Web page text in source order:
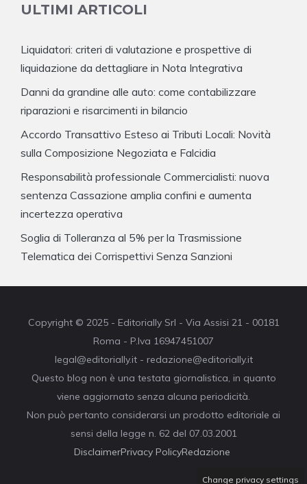
ULTIMI ARTICOLI
Liquidatori: criteri di valutazione e prospettive di
liquidazione da dettagliare in Nota Integrativa
Danni da grandine alle auto: come contabilizzare
riparazioni e risarcimenti in bilancio
Accordo Transattivo Esteso ai Tributi Locali: Novità
sulla Composizione Negoziata e Falcidia
Responsabilità professionale Commercialisti: nuova
sentenza Cassazione amplia confini e aumenta
incertezza operativa
Soglia di Tolleranza al 5% per la Trasmissione
Telematica dei Corrispettivi Senza Sanzioni
Copyright © 2025 - Editorially Srl - Via Assisi 21 - 00181
Roma - P.Iva 16947451007
legal@editorially.it - redazione@editorially.it
Questo blog non è una testata giornalistica, in quanto
viene aggiornato senza alcuna periodicità.
Non può pertanto considerarsi un prodotto editoriale ai
sensi della legge n. 62 del 07.03.2001
DisclaimerPrivacy PolicyRedazione
Change privacy settings